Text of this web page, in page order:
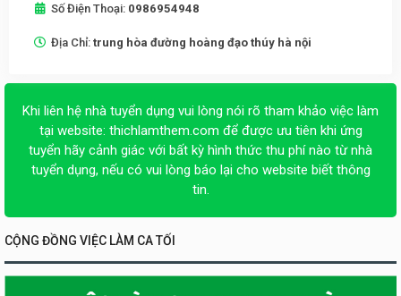
Số Điện Thoại: 0986954948
Địa Chỉ: trung hòa đường hoàng đạo thúy hà nội
Khi liên hệ nhà tuyển dụng vui lòng nói rõ tham khảo việc làm
tại website: thichlamthem.com để được ưu tiên khi ứng
tuyển hãy cảnh giác với bất kỳ hình thức thu phí nào từ nhà
tuyển dụng, nếu có vui lòng báo lại cho website biết thông
tin.
CỘNG ĐỒNG VIỆC LÀM CA TỐI